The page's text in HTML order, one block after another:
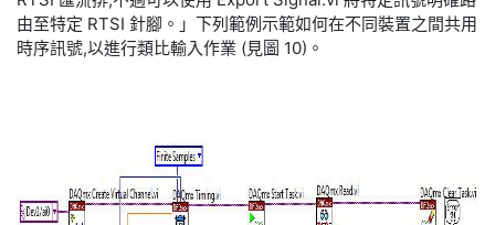
由至特定 RTSI 針腳。」下列範例示範如何在不同裝置之間共用
時序訊號,以進行類比輸入作業 (見圖 10)。